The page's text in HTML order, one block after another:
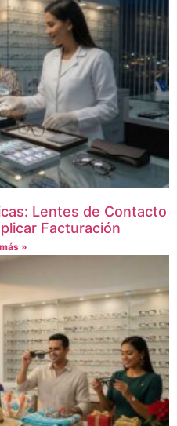
Lentes de Contacto
Facturación
»